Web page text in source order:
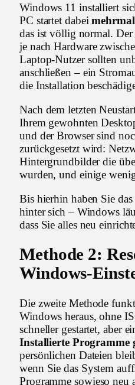
Windows 11 installiert
PC startet dabei
das ist völlig normal. Der
je nach Hardware
Laptop-Nutzer sollten
anschließen – ein
die Installation
Nach dem letzten
Ihrem gewohnten
und der Browser sind
zurückgesetzt wird:
Hintergrundbilder die
wurden, und einige
Bis hierhin haben Sie
hinter sich – Windows
dass Sie alles neu
Methode 2:
Windows-
Die zweite Methode
Windows heraus, ohne
schneller gestartet, aber
Installierte Programme
persönlichen Dateien
wenn Sie das System
Programme sowieso neu